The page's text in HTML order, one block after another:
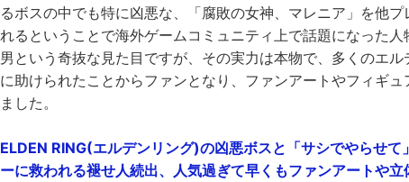
るボスの中でも特に凶悪な、「腐敗の女神、マレニア」を他
れるということで海外ゲームコミュニティ上で話題になった
男という奇抜な見た目ですが、その実力は本物で、多くのエ
に助けられたことからファンとなり、ファンアートやフィギ
ました。
ELDEN RING(エルデンリング)の凶悪ボスと「サシでやらせ
ーに救われる褪せ人続出、人気過ぎて早くもファンアートや